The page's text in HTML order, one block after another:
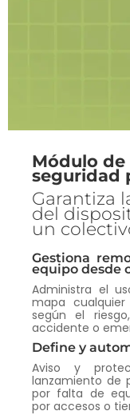
Módulo
seguridad
Garantiza
del
un
Gestiona
equipo desde
Administra el
mapa
según el
accidente o
Define y
Aviso y
lanzamiento de
por falta de
por accesos o